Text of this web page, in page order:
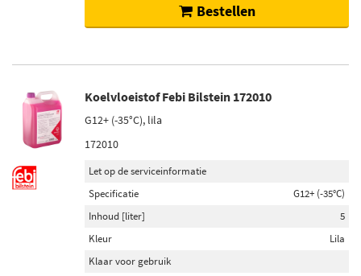
Bestellen
Koelvloeistof Febi Bilstein 172010
G12+ (-35°C), lila
172010
Let op de serviceinformatie
Specificatie
G12+ (-35°C)
Inhoud [liter]
5
Kleur
Lila
Klaar voor gebruik